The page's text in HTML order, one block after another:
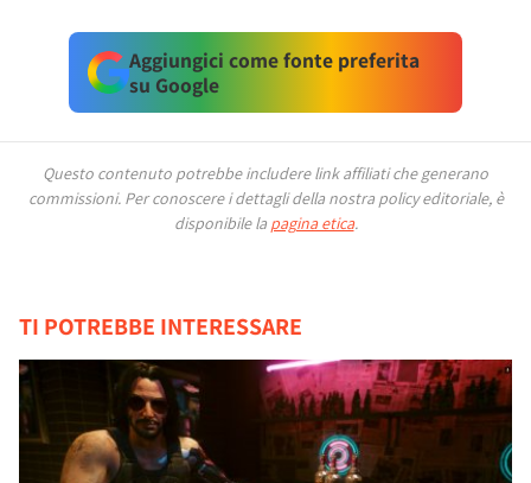
Aggiungici come fonte preferita
su Google
Questo contenuto potrebbe includere link affiliati che generano
commissioni. Per conoscere i dettagli della nostra policy editoriale, è
disponibile la pagina etica.
TI POTREBBE INTERESSARE